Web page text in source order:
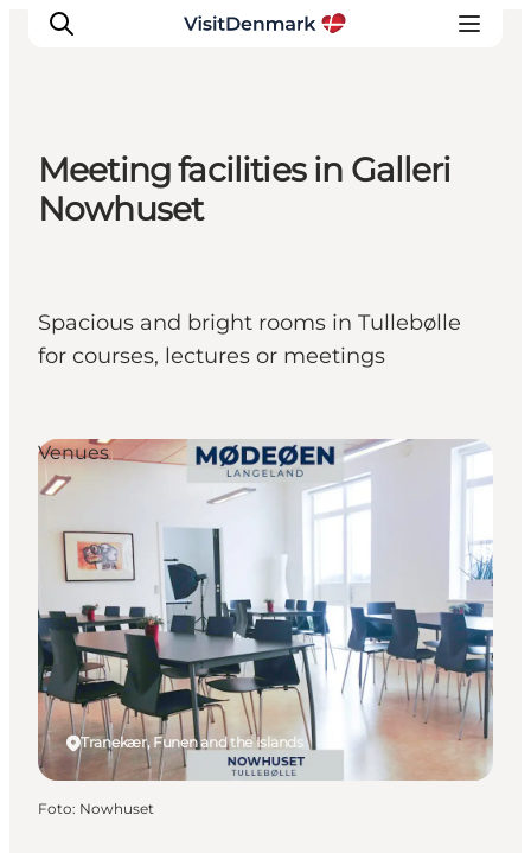
Inspiratie
Plan je reis
Meeting facilities in Galleri
Nowhuset
Spacious and bright rooms in Tullebølle
for courses, lectures or meetings
Tranekær, Funen and the Islands
Venues
Foto: Nowhuset